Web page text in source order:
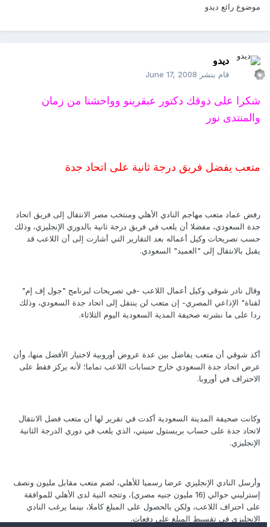
موضوع رائع ديدو
ديدو
قام بنشر June 17, 2008
شكرا على ذوقك دكتور عبقرينو وواحشنا من زمان
والمنتدى نور
متعب يفضل فريق درجة ثانية على اتحاد جدة
رفض عماد متعب مهاجم النادي الأهلي ومنتخب مصر الانتقال إلى فريق اتحاد
جدة السعودي، مفضلا أن يلعب في فريق درجة ثانية بالدوري الإنجليزي، وذلك
حسب تصريحات وكيل أعماله بعد التقارير التي أشارت إلى أن اللاعب قد
يقبل بالانتقال إلى "العميد" السعودي.
وقال نادر شوقي وكيل أعمال اللاعب -في تصريحات لبرنامج "جول إف إم"
لقناة" الإذاعي المصري- إن متعب لن ينتقل إلى اتحاد جدة السعودي، وذلك
ردا على ما نشرته صحيفة المدية السعودية اليوم الثلاثاء.
أكد شوقي أن متعب يفاضل بين عدة عروض أوروبية لاختيار الأفضل منها، وأن
عرض اتحاد جدة السعودي خارج حسابات اللاعب تماما؛ لأنه يركز فقط على
الاحتراف في أوروبا.
وكانت صحيفة المدينة السعودية أكدت في تقرير لها أن متعب فضل الانتقال
لاتحاد جدة على حساب بريستول سيتي، الذي يلعب في دوري الدرجة الثانية
الإنجليزي.
وأرسل النادي الإنجليزي عرضا رسميا للأهلي، لضم متعب مقابل مليون ونصف
إسترليني حوالي (16 مليون جنيه مصري)، وتتجه النية لدى الأهلي للموافقة
على احتراف اللاعب، ولكن بالحصول على المبلغ كاملا، بينما يرغب النادي
الإنجليزي في تقسيط المبلغ على دفعات.